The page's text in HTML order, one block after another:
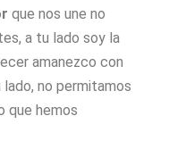
que nos une no
a tu lado soy la
amanezco con
no permitamos
que hemos